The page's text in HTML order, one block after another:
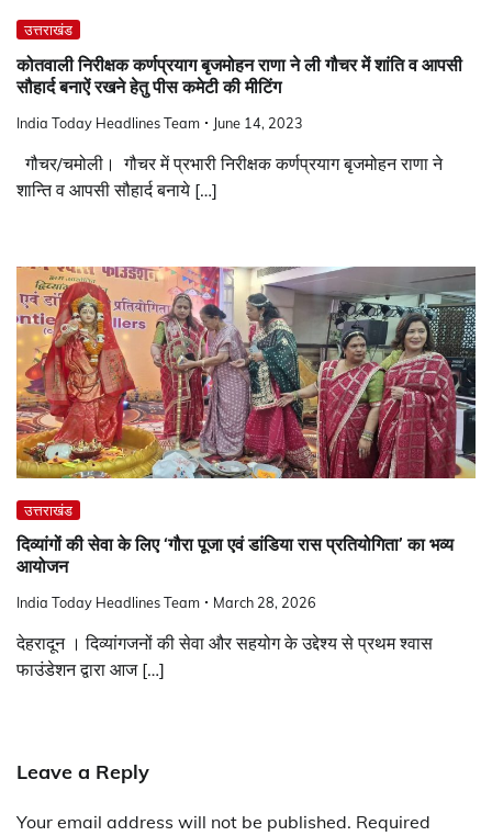
उत्तराखंड
कोतवाली निरीक्षक कर्णप्रयाग बृजमोहन राणा ने ली गौचर में शांति व आपसी
सौहार्द बनाऐं रखने हेतु पीस कमेटी की मीटिंग
India Today Headlines Team June 14, 2023
गौचर/चमोली। गौचर में प्रभारी निरीक्षक कर्णप्रयाग बृजमोहन राणा ने
शान्ति व आपसी सौहार्द बनाये […]
उत्तराखंड
दिव्यांगों की सेवा के लिए ‘गौरा पूजा एवं डांडिया रास प्रतियोगिता’ का भव्य
आयोजन
India Today Headlines Team March 28, 2026
देहरादून । दिव्यांगजनों की सेवा और सहयोग के उद्देश्य से प्रथम श्वास
फाउंडेशन द्वारा आज […]
Leave a Reply
Your email address will not be published. Required